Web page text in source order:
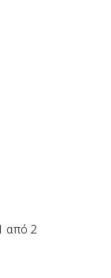
από 2